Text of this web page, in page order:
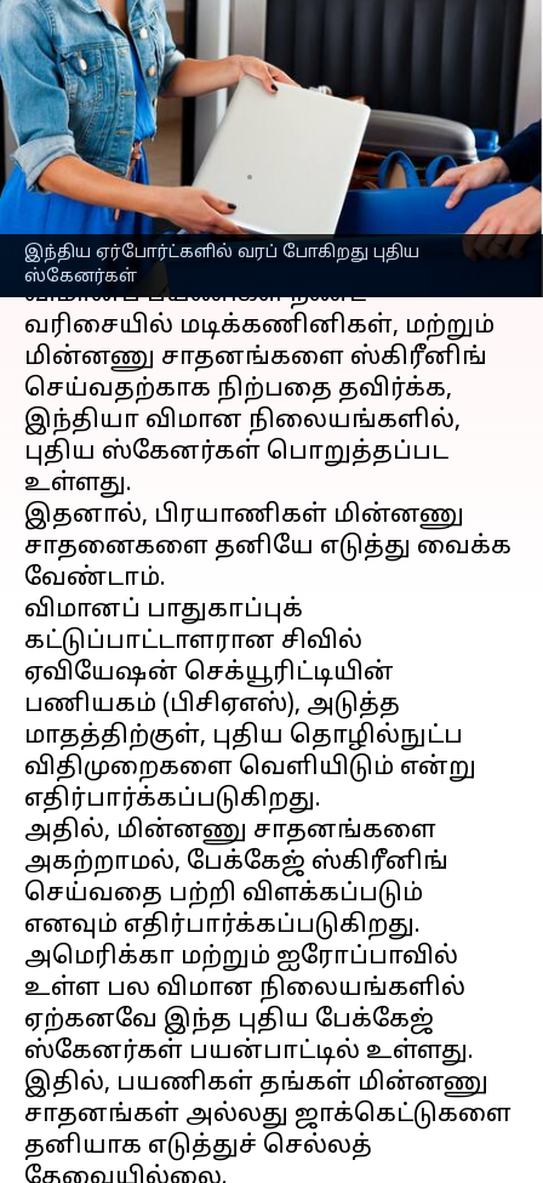
இந்திய ஏர்போர்ட்களில் வரப் போகிறது புதிய
ஸ்கேனர்கள்
இந்திய ஏர்போர்ட்களில்,
பாதுகாப்பு சோதனைக்கு
வரப் போகிறது புதிய
ஸ்கேனர்கள்
எழுதியவர் Venkatalakshmi V 10:59 am
செய்தி முன்னோட்டம்
விமானப் பயணிகள் நீண்ட
வரிசையில் மடிக்கணினிகள், மற்றும்
மின்னணு சாதனங்களை ஸ்கிரீனிங்
செய்வதற்காக நிற்பதை தவிர்க்க,
இந்தியா விமான நிலையங்களில்,
புதிய ஸ்கேனர்கள் பொறுத்தப்பட
உள்ளது.
இதனால், பிரயாணிகள் மின்னணு
சாதனைகளை தனியே எடுத்து வைக்க
வேண்டாம்.
விமானப் பாதுகாப்புக்
கட்டுப்பாட்டாளரான சிவில்
ஏவியேஷன் செக்யூரிட்டியின்
பணியகம் (பிசிஏஎஸ்), அடுத்த
மாதத்திற்குள், புதிய தொழில்நுட்ப
விதிமுறைகளை வெளியிடும் என்று
எதிர்பார்க்கப்படுகிறது.
அதில், மின்னணு சாதனங்களை
அகற்றாமல், பேக்கேஜ் ஸ்கிரீனிங்
செய்வதை பற்றி விளக்கப்படும்
எனவும் எதிர்பார்க்கப்படுகிறது.
அமெரிக்கா மற்றும் ஐரோப்பாவில்
உள்ள பல விமான நிலையங்களில்
ஏற்கனவே இந்த புதிய பேக்கேஜ்
ஸ்கேனர்கள் பயன்பாட்டில் உள்ளது.
இதில், பயணிகள் தங்கள் மின்னணு
சாதனங்கள் அல்லது ஜாக்கெட்டுகளை
தனியாக எடுத்துச் செல்லத்